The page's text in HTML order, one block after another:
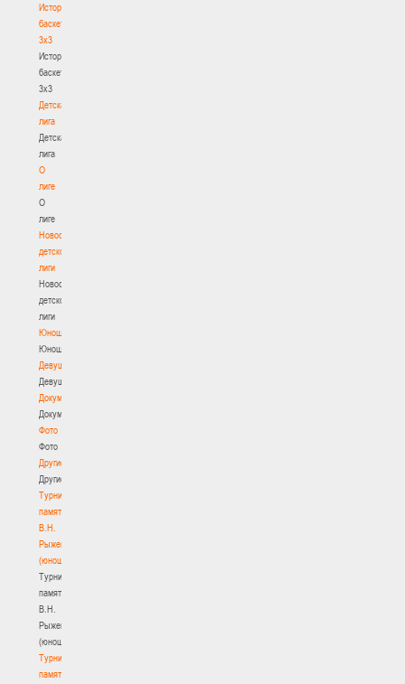
История
баскетбола
3х3
История
баскетбола
3х3
Детская
лига
Детская
лига
О
лиге
О
лиге
Новости
детской
лиги
Новости
детской
лиги
Юноши
Юноши
Девушки
Девушки
Документы
Документы
Фото
Фото
Другие
Другие
Турнир
памяти
В.Н.
Рыженкова
(юноши)
Турнир
памяти
В.Н.
Рыженкова
(юноши)
Турнир
памяти